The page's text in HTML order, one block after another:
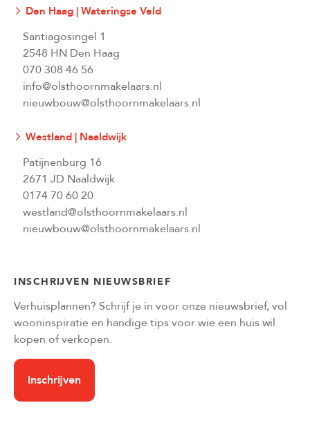
Den Haag | Wateringse Veld
Santiagosingel 1
2548 HN Den Haag
070 308 46 56
info@olsthoornmakelaars.nl
nieuwbouw@olsthoornmakelaars.nl
Westland | Naaldwijk
Patijnenburg 16
2671 JD Naaldwijk
0174 70 60 20
westland@olsthoornmakelaars.nl
nieuwbouw@olsthoornmakelaars.nl
INSCHRIJVEN NIEUWSBRIEF
Verhuisplannen? Schrijf je in voor onze nieuwsbrief, vol
wooninspiratie en handige tips voor wie een huis wil
kopen of verkopen.
Inschrijven